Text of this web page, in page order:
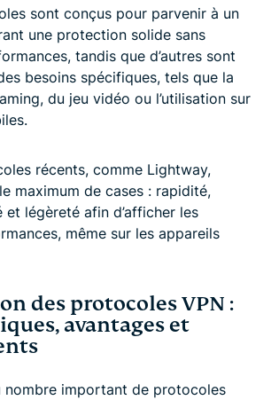
sont conçus pour parvenir à un
une protection solide sans
tandis que d’autres sont
besoins spécifiques, tels que la
du jeu vidéo ou l’utilisation sur
récents, comme Lightway,
maximum de cases : rapidité,
légèreté afin d’afficher les
même sur les appareils
des protocoles VPN :
avantages et
nombre important de protocoles